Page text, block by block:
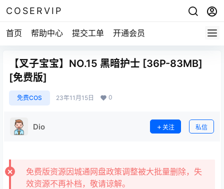
COSERVIP
首页 帮助中心 提交工单 开通会员
【叉子宝宝】NO.15 黑暗护士 [36P-83MB]
[免费版]
免费COS 23年11月15日 0
Dio 关注 私信
免费版资源因城通网盘政策调整被大批量删除，失
效资源不再补档，敬请谅解。